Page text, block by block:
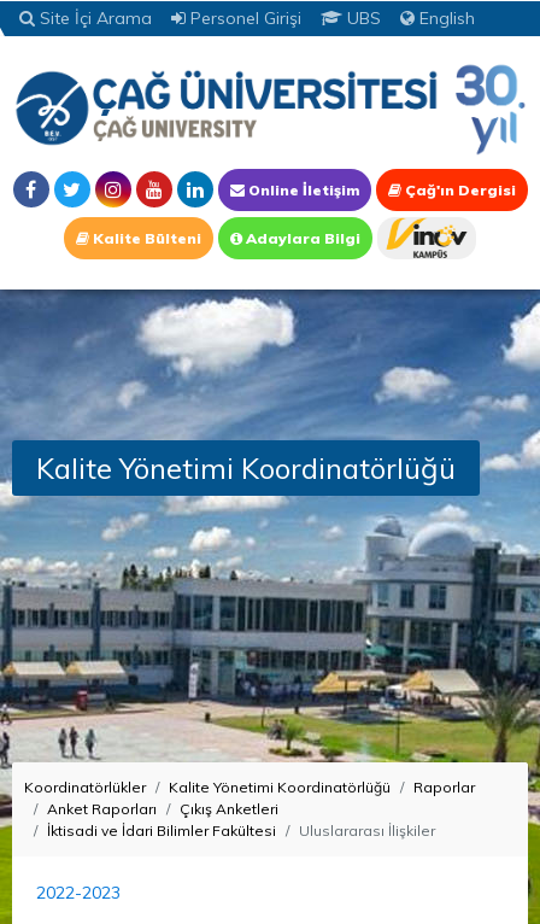
Site İçi Arama Personel Girişi UBS English
Online İletişim Çağ'ın Dergisi
Kalite Bülteni Adaylara Bilgi
Kalite Yönetimi Koordinatörlüğü
Koordinatörlükler Kalite Yönetimi Koordinatörlüğü
Raporlar
Anket Raporları
Çıkış Anketleri
İktisadi ve İdari Bilimler Fakültesi
Uluslararası İlişkiler
2022-2023